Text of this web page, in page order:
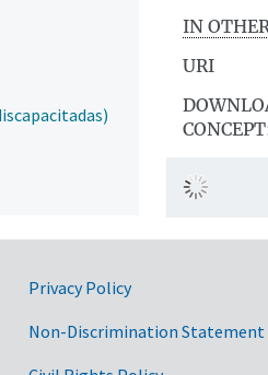
IN
URI
Privacy Policy
Non-Discrimination Statement